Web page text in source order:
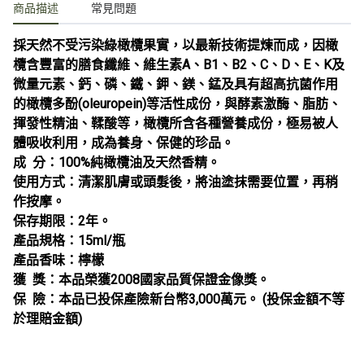
商品描述 常見問題
採天然不受污染綠橄欖果實，以最新技術提煉而成，因橄
欖含豐富的膳食纖維、維生素A、B1、B2、C、D、E、K及
微量元素、鈣、磷、鐵、鉀、鎂、錳及具有超高抗菌作用
的橄欖多酚(oleuropein)等活性成份，與酵素激酶、脂肪、
揮發性精油、鞣酸等，橄欖所含各種營養成份，極易被人
體吸收利用，成為養身、保健的珍品。
成 分：100%純橄欖油及天然香精。
使用方式：清潔肌膚或頭髮後，將油塗抹需要位置，再稍
作按摩。
保存期限：2年。
產品規格：15ml/瓶
產品香味：檸檬
獲 獎：本品榮獲2008國家品質保證金像獎。
保 險：本品已投保產險新台幣3,000萬元。 (投保金額不等
於理賠金額)